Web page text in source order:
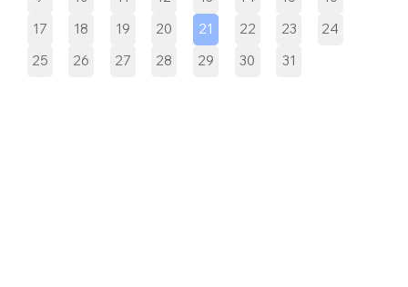
17
18 19 20 21 22 23
24
25
26 27 28 29 30 31